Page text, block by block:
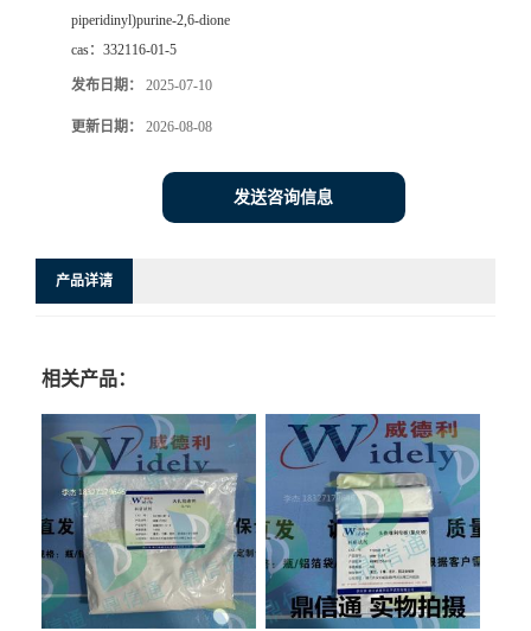
piperidinyl)purine-2,6-dione
cas： 332116-01-5
发布日期： 2025-07-10
更新日期： 2026-08-08
发送咨询信息
产品详请
相关产品：